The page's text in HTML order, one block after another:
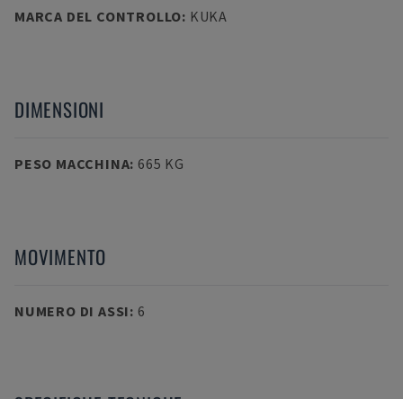
MARCA DEL CONTROLLO: KUKA
DIMENSIONI
PESO MACCHINA: 665 KG
MOVIMENTO
NUMERO DI ASSI: 6